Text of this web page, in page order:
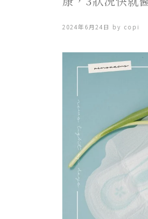
2024年6月24日 by copi